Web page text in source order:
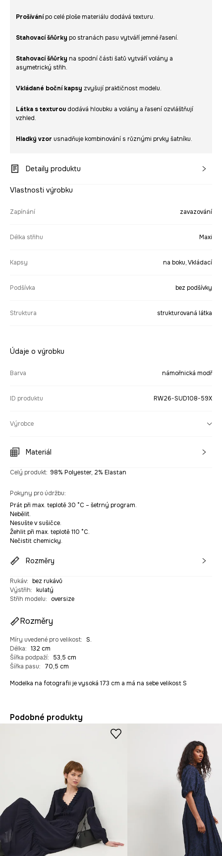
Prošívánípo celé ploše materiálu dodává texturu.
Stahovací šňůrky po stranách pasu vytváří jemné řasení.
Stahovací šňůrky na spodní části šatů vytváří volány a
asymetrický střih.
Vkládané boční kapsy zvyšují praktičnost modelu.
Látka s texturou dodává hloubku a volány a řasení ozvláštňují
vzhled.
Hladký vzor usnadňuje kombinování s různými prvky šatníku.
Detaily produktu
Vlastnosti výrobku
Zapínání zavazování
Délka střihu Maxi
Kapsy na boku, Vkládací
Podšívka bez podšívky
Struktura strukturovaná látka
Údaje o výrobku
Barva námořnická modř
ID produktu RW26-SUD108-59X
Výrobce
Materiál
Celý produkt: 98% Polyester, 2% Elastan
Pokyny pro údržbu:
Prát při max. teplotě 30 °C – šetrný program.
Nebělit.
Nesušte v sušičce.
Žehlit při max. teplotě 110 °C.
Nečistit chemicky.
Rozměry
Rukáv: bez rukávů
Výstřih: kulatý
Střih modelu: oversize
Rozměry
Míry uvedené pro velikost: S.
Délka: 132 cm
Šířka podpaží:
53,5 cm
Šířka pasu: 70,5 cm
Modelka na fotografii je vysoká 173 cm a má na sebe velikost S
Podobné produkty